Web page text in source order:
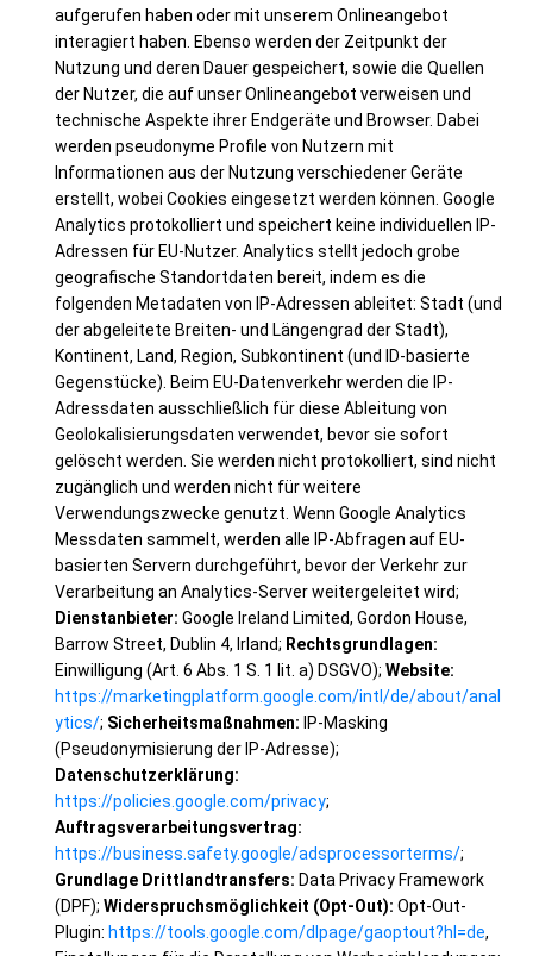
aufgerufen haben oder mit unserem Onlineangebot
interagiert haben. Ebenso werden der Zeitpunkt der
Nutzung und deren Dauer gespeichert, sowie die Quellen
der Nutzer, die auf unser Onlineangebot verweisen und
technische Aspekte ihrer Endgeräte und Browser. Dabei
werden pseudonyme Profile von Nutzern mit
Informationen aus der Nutzung verschiedener Geräte
erstellt, wobei Cookies eingesetzt werden können. Google
Analytics protokolliert und speichert keine individuellen IP-
Adressen für EU-Nutzer. Analytics stellt jedoch grobe
geografische Standortdaten bereit, indem es die
folgenden Metadaten von IP-Adressen ableitet: Stadt (und
der abgeleitete Breiten- und Längengrad der Stadt),
Kontinent, Land, Region, Subkontinent (und ID-basierte
Gegenstücke). Beim EU-Datenverkehr werden die IP-
Adressdaten ausschließlich für diese Ableitung von
Geolokalisierungsdaten verwendet, bevor sie sofort
gelöscht werden. Sie werden nicht protokolliert, sind nicht
zugänglich und werden nicht für weitere
Verwendungszwecke genutzt. Wenn Google Analytics
Messdaten sammelt, werden alle IP-Abfragen auf EU-
basierten Servern durchgeführt, bevor der Verkehr zur
Verarbeitung an Analytics-Server weitergeleitet wird;
Dienstanbieter: Google Ireland Limited, Gordon House,
Barrow Street, Dublin 4, Irland; Rechtsgrundlagen:
Einwilligung (Art. 6 Abs. 1 S. 1 lit. a) DSGVO); Website:
https://marketingplatform.google.com/intl/de/about/anal
ytics/; Sicherheitsmaßnahmen: IP-Masking
(Pseudonymisierung der IP-Adresse);
Datenschutzerklärung:
https://policies.google.com/privacy;
Auftragsverarbeitungsvertrag:
https://business.safety.google/adsprocessorterms/;
Grundlage Drittlandtransfers: Data Privacy Framework
(DPF); Widerspruchsmöglichkeit (Opt-Out): Opt-Out-
Plugin: https://tools.google.com/dlpage/gaoptout?hl=de,